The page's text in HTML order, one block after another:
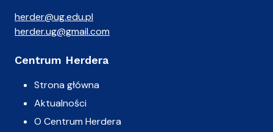
herder@ug.edu.pl
herder.ug@gmail.com
Centrum Herdera
Strona główna
Aktualności
O Centrum Herdera